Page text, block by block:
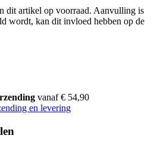
dit artikel op voorraad. Aanvulling is
wordt, kan dit invloed hebben op de
vanaf € 54,90
en levering